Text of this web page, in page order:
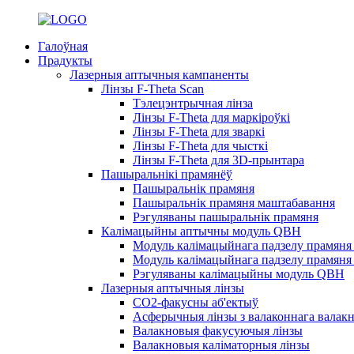
Галоўная
Прадукты
Лазерныя аптычныя кампаненты
Лінзы F-Theta Scan
Тэлецэнтрычная лінза
Лінзы F-Theta для маркіроўкі
Лінзы F-Theta для зваркі
Лінзы F-Theta для чысткі
Лінзы F-Theta для 3D-прынтара
Пашыральнікі прамянёў
Пашыральнік прамяня
Пашыральнік прамяня маштабавання
Рэгуляваны пашыральнік прамяня
Калімацыйны аптычны модуль QBH
Модуль калімацыйнага падзелу
Модуль калімацыйнага падзелу
Рэгуляваны калімацыйны модуль QBH
Лазерныя аптычныя лінзы
CO2-факусны аб'ектыў
Асферычныя лінзы з валаконнага
Валакновыя факусуючыя лінзы
Валакновыя каліматорныя лінзы